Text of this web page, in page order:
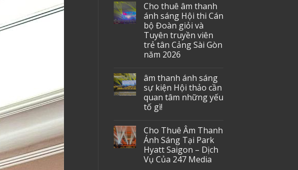
Cho thuê âm thanh
ánh sáng Hội thi Cán
bộ Đoàn giỏi và
Tuyên truyền viên
trẻ tân Cảng Sài Gòn
năm 2026
âm thanh ánh sáng
sự kiện Hội thảo cần
quan tâm những yếu
tố gì!
Cho Thuê Âm Thanh
Ánh Sáng Tại Park
Hyatt Saigon – Dịch
Vụ Của 247 Media